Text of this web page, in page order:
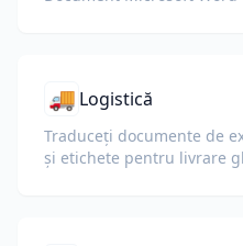
🚚 Logistică
Traduceți documente de
și etichete pentru livrare